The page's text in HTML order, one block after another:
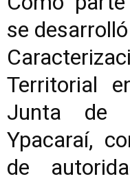
se
Territorial
Junta de
Ypacaraí,
de